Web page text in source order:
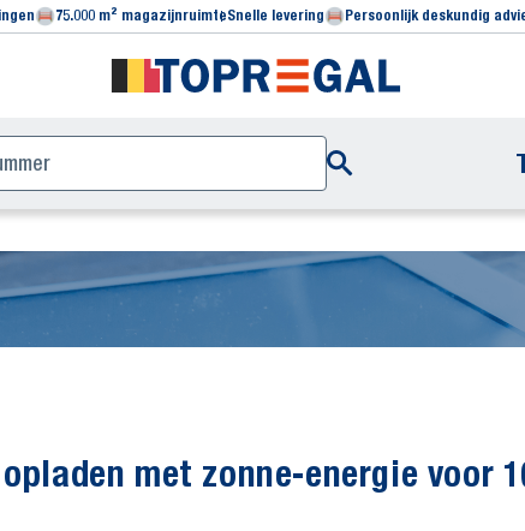
75.000 m² magazijnruimteSnelle levering Persoonlijk deskundig
met zonne-energie voor